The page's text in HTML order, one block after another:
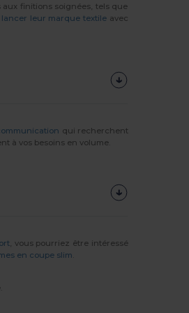
finitions soignées, tels que
lancer leur marque textileavec
qui recherchent
à vos besoins en volume.
, vous pourriez être intéressé
en coupe slim